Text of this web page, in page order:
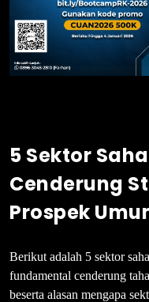
5 Sektor
Cenderung
Prospek
Berikut adalah 5 sektor
fundamental cenderung
beserta alasan mengapa